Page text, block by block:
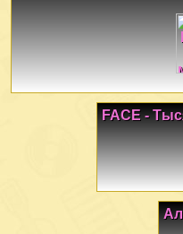
FACE -